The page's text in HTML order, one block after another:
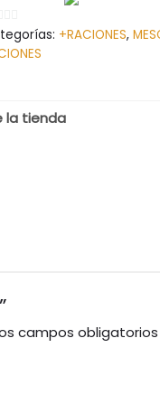
+RACIONES,
la tienda
campos